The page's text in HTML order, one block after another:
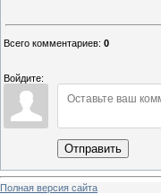
Всего комментариев: 0
Войдите:
Отправить
Полная версия сайта